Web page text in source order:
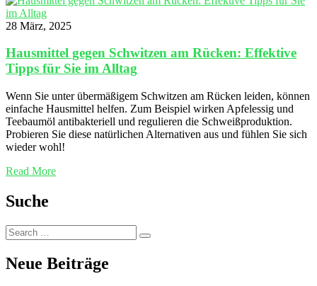
28 März, 2025
Hausmittel gegen Schwitzen am Rücken: Effektive
Tipps für Sie im Alltag
Wenn Sie unter übermäßigem Schwitzen am Rücken leiden, können
einfache Hausmittel helfen. Zum Beispiel wirken Apfelessig und
Teebaumöl antibakteriell und regulieren die Schweißproduktion.
Probieren Sie diese natürlichen Alternativen aus und fühlen Sie sich
wieder wohl!
Read More
Suche
Search
for:
Search
Neue Beiträge